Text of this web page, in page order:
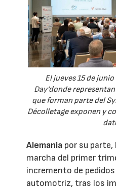
El jueves 15 de junio
Day‘donde
que forman parte del
Décolletage exponen y
Alemania por su parte,
marcha del primer
incremento de
automotriz, tras los